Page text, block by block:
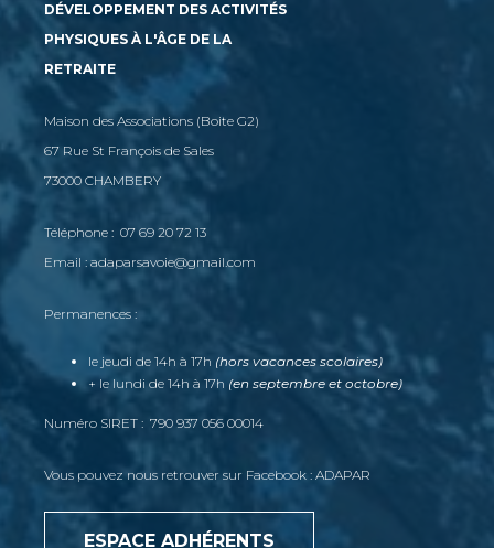
DÉVELOPPEMENT DES ACTIVITÉS
PHYSIQUES À L'ÂGE DE LA
RETRAITE
Maison des Associations (Boite G2)
67 Rue St François de Sales
73000 CHAMBERY
Téléphone : 07 69 20 72 13
Email : adaparsavoie@gmail.com
Permanences :
le jeudi de 14h à 17h (hors vacances scolaires)
+ le lundi de 14h à 17h (en septembre et octobre)
Numéro SIRET : 790 937 056 00014
Vous pouvez nous retrouver sur Facebook : ADAPAR
ESPACE ADHÉRENTS